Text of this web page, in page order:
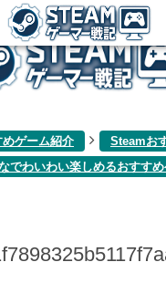
ゲーム関連雑記ブログ
めゲーム紹介 Steamお
でわいわい楽しめるおすす